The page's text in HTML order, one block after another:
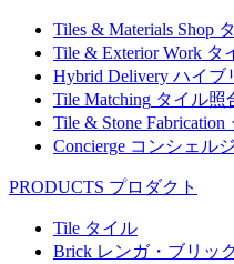
Tiles & Materials Shop
Tile & Exterior Work タ
Hybrid Delivery ハイブ
Tile Matching タイル照
Tile & Stone Fabrication
Concierge コンシェル
PRODUCTS プロダクト
Tile タイル
Brick レンガ・ブリッ